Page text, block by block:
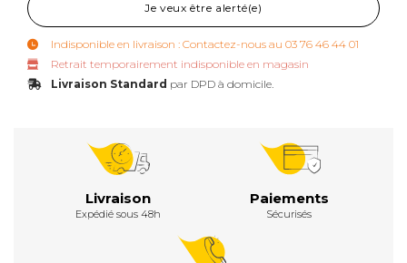
Je veux être alerté(e)
Indisponible en livraison : Contactez-nous au 03 76 46 44 01
Retrait temporairement indisponible en magasin
Livraison Standard par DPD à domicile.
Livraison
Expédié sous 48h
Paiements
Sécurisés